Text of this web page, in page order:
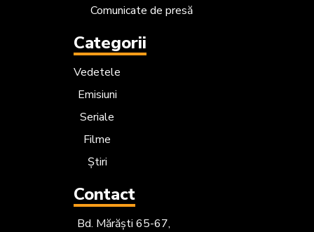
Comunicate de presă
Categorii
Vedetele
Emisiuni
Seriale
Filme
Știri
Contact
Bd. Mărăști 65-67,